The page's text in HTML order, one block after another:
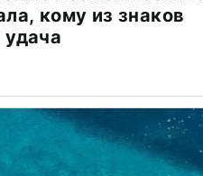
кому из знаков